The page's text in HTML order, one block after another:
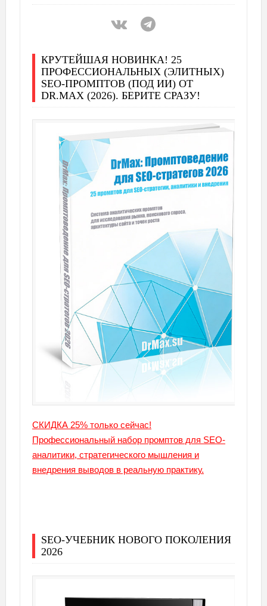
КРУТЕЙШАЯ НОВИНКА! 25
ПРОФЕССИОНАЛЬНЫХ (ЭЛИТНЫХ)
SEO-ПРОМПТОВ (ПОД ИИ) ОТ
DR.MAX (2026). БЕРИТЕ СРАЗУ!
СКИДКА 25% только сейчас!
Профессиональный набор промптов для SEO-
аналитики, стратегического мышления и
внедрения выводов в реальную практику.
SEO-УЧЕБНИК НОВОГО ПОКОЛЕНИЯ
2026